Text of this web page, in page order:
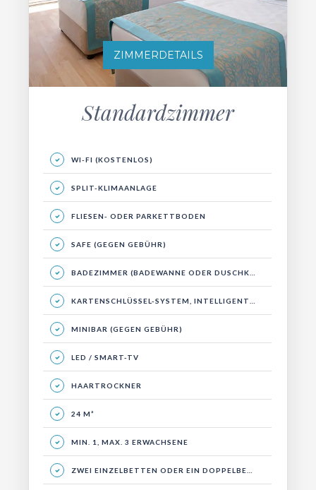
ZIMMERDETAILS
Standardzimmer
WI-FI (KOSTENLOS)
SPLIT-KLIMAANLAGE
FLIESEN- ODER PARKETTBODEN
SAFE (GEGEN GEBÜHR)
BADEZIMMER (BADEWANNE ODER DUSCHKABINE)
KARTENSCHLÜSSEL-SYSTEM, INTELLIGENTES ENERGIESYSTEM
MINIBAR (GEGEN GEBÜHR)
LED / SMART-TV
HAARTROCKNER
24 M²
MIN. 1, MAX. 3 ERWACHSENE
ZWEI EINZELBETTEN ODER EIN DOPPELBETT, SITZBEREICH UND BALKON.